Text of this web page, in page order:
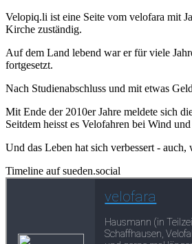
Velopiq.li ist eine Seite vom velofara mit
Kirche zuständig.
Auf dem Land lebend war er für viele
fortgesetzt.
Nach Studienabschluss und mit etwas
Mit Ende der 2010er Jahre meldete sich
Seitdem heisst es Velofahren bei Wind
Und das Leben hat sich verbessert -
Timeline auf sueden.social